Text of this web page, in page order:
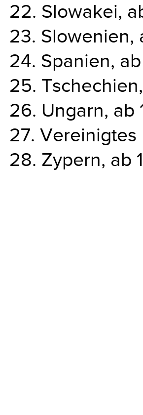
22. Slowakei,
23. Slowenien,
24. Spanien,
25.
26. Ungarn, ab
27. Vereinigtes
28. Zypern, ab